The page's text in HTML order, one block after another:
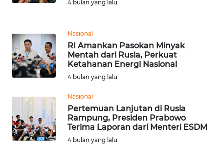
4 bulan yang lalu
Nasional
RI Amankan Pasokan Minyak
Mentah dari Rusia, Perkuat
Ketahanan Energi Nasional
4 bulan yang lalu
Nasional
Pertemuan Lanjutan di Rusia
Rampung, Presiden Prabowo
Terima Laporan dari Menteri ESDM
4 bulan yang lalu
KALTENG
WN
KALTARA
WN
WN